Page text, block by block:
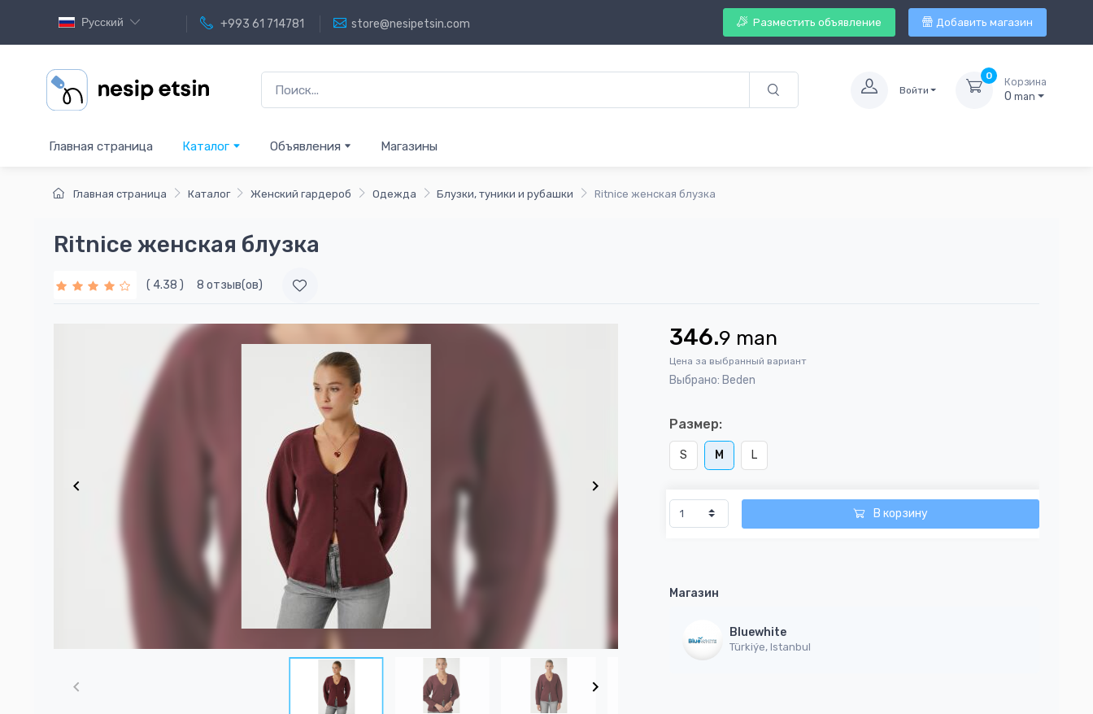
Русский +993 61 714781 store@nesipetsin.com Разместить объявление Добавить магазин
Войти
0
Корзина
0 man
Главная страница Каталог Объявления Магазины
Главная страница Каталог Женский гардероб Одежда Блузки, туники и рубашки Ritnice женская блузка
Ritnice женская блузка
( 4.38 ) 8 отзыв(ов)
346.9 man
Цена за выбранный вариант
Выбрано: Beden
Размер:
S M L
В корзину
Магазин
Bluewhite
Türkiýe, Istanbul